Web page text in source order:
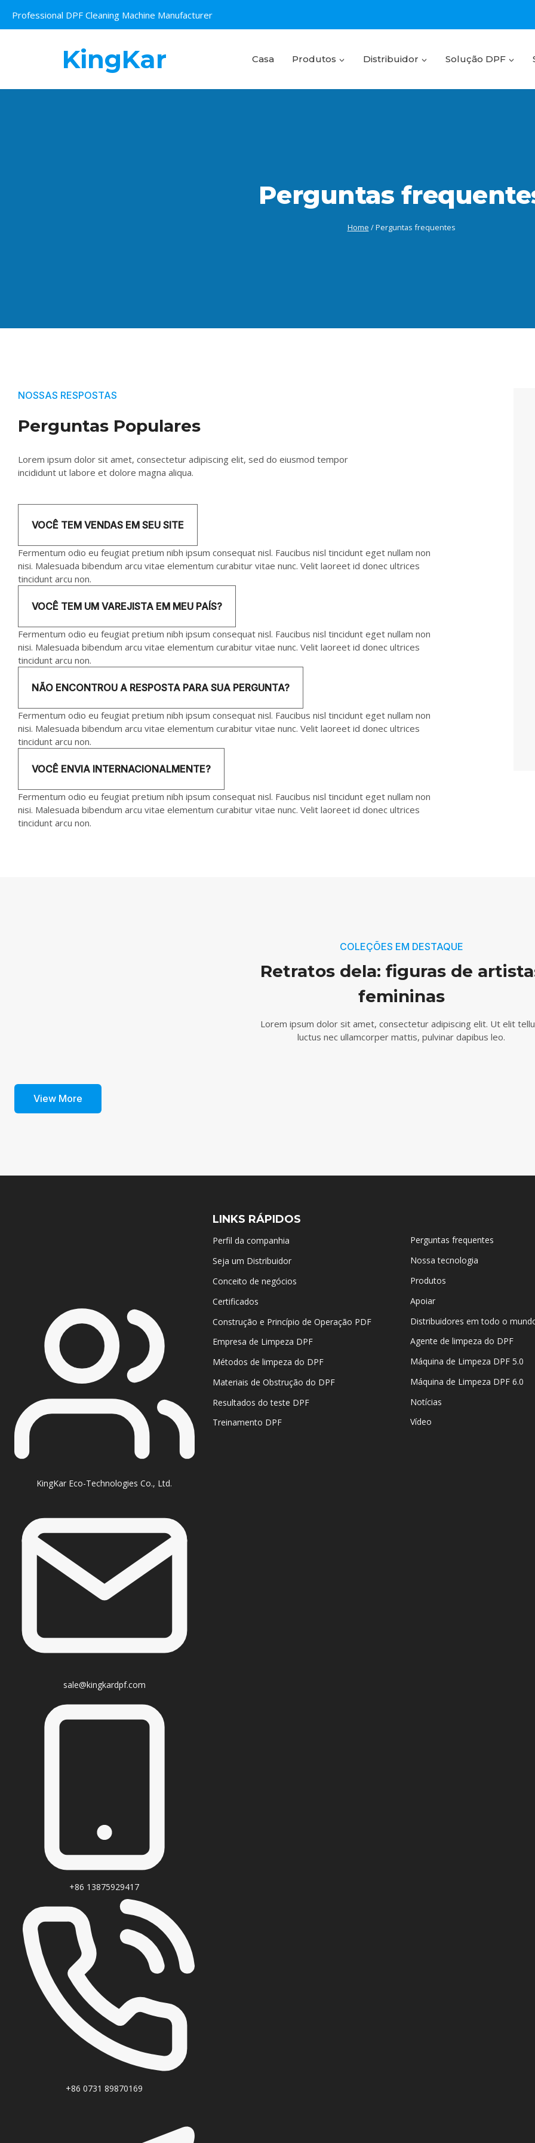
content
Professional DPF Cleaning Machine Manufacturer
KingKar Casa Produtos Distribuidor Solução DPF
Perguntas
Home /Perguntas frequentes
NOSSAS RESPOSTAS
Perguntas Populares
Lorem ipsum dolor sit amet, consectetur adipiscing elit, sed do eiusmod tempor
incididunt ut labore et dolore magna aliqua.
VOCÊ TEM VENDAS EM SEU SITE
Fermentum odio eu feugiat pretium nibh ipsum consequat nisl. Faucibus nisl tincidunt eget nullam non
nisi. Malesuada bibendum arcu vitae elementum curabitur vitae nunc. Velit laoreet id donec ultrices
tincidunt arcu non.
VOCÊ TEM UM VAREJISTA EM MEU PAÍS?
Fermentum odio eu feugiat pretium nibh ipsum consequat nisl. Faucibus nisl tincidunt eget nullam non
nisi. Malesuada bibendum arcu vitae elementum curabitur vitae nunc. Velit laoreet id donec ultrices
tincidunt arcu non.
NÃO ENCONTROU A RESPOSTA PARA SUA PERGUNTA?
Fermentum odio eu feugiat pretium nibh ipsum consequat nisl. Faucibus nisl tincidunt eget nullam non
nisi. Malesuada bibendum arcu vitae elementum curabitur vitae nunc. Velit laoreet id donec ultrices
tincidunt arcu non.
VOCÊ ENVIA INTERNACIONALMENTE?
Fermentum odio eu feugiat pretium nibh ipsum consequat nisl. Faucibus nisl tincidunt eget nullam non
nisi. Malesuada bibendum arcu vitae elementum curabitur vitae nunc. Velit laoreet id donec ultrices
tincidunt arcu non.
COLEÇÕES EM DESTAQUE
Retratos dela: figuras de
femininas
Lorem ipsum dolor sit amet, consectetur adipiscing elit. Ut elit
luctus nec ullamcorper mattis, pulvinar dapibus leo.
View More
KingKar Eco-Technologies Co., Ltd.
sale@kingkardpf.com
+86 13875929417
+86 0731 89870169
LINKS RÁPIDOS
Perfil da companhia
Seja um Distribuidor
Conceito de negócios
Certificados
Construção e Princípio de Operação PDF
Empresa de Limpeza DPF
Métodos de limpeza do DPF
Materiais de Obstrução do DPF
Resultados do teste DPF
Treinamento DPF
Perguntas frequentes
Nossa tecnologia
Produtos
Apoiar
Distribuidores em todo o
Agente de limpeza do DPF
Máquina de Limpeza DPF 5.0
Máquina de Limpeza DPF 6.0
Notícias
Vídeo